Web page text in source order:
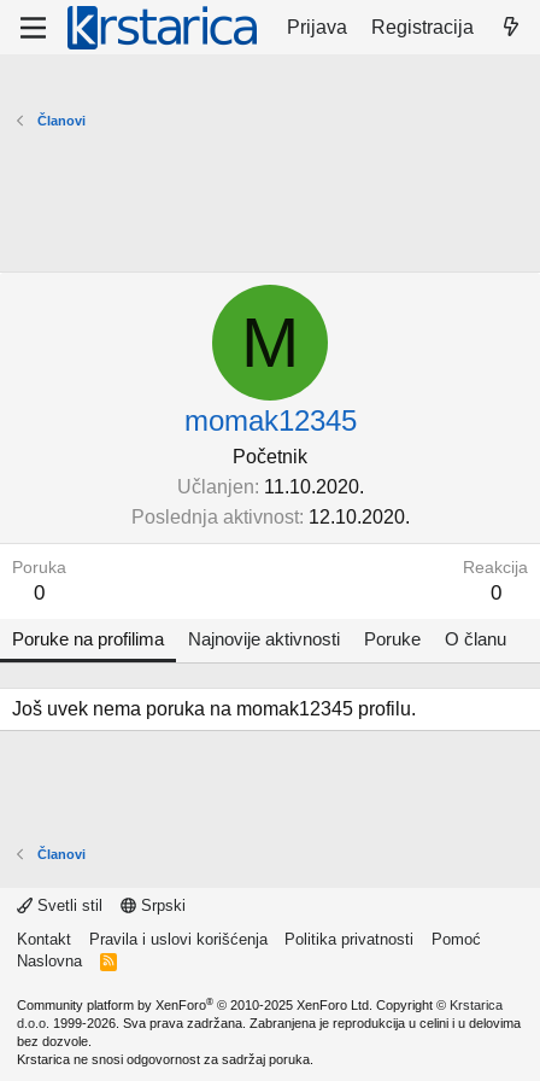
Prijava Registracija
Članovi
M
momak12345
Početnik
Učlanjen 11.10.2020.
Poslednja aktivnost 12.10.2020.
Poruka
0
Reakcija
0
Poruke na profilima Najnovije aktivnosti Poruke O članu
Još uvek nema poruka na momak12345 profilu.
Članovi
Svetli stil
Srpski
Kontakt
Pravila i uslovi korišćenja Politika privatnosti
Pomoć
Naslovna
R
Community platform by XenForo® © 2010-2025 XenForo Ltd. Copyright © Krstarica
d.o.o. 1999-2026. Sva prava zadržana. Zabranjena je reprodukcija u celini i u delovima
bez dozvole.
Krstarica ne snosi odgovornost za sadržaj poruka.